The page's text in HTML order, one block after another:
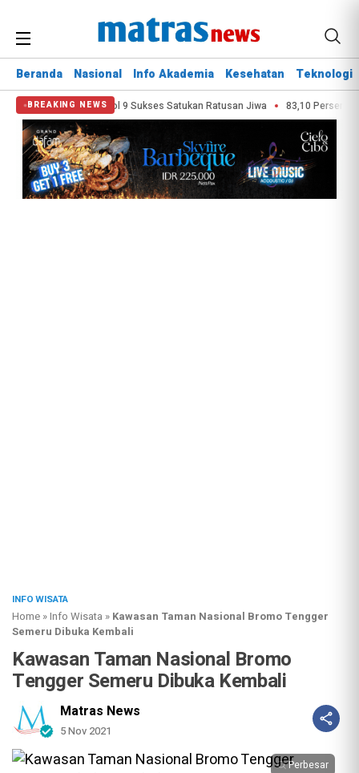
Beranda Nasional Info Akademia Kesehatan Teknologi
BREAKING NEWS
Kota Bekasi Vol 9 Sukses Satukan Ratusan Jiwa 83,10 Persen
INFO WISATA
Home »Info Wisata » Kawasan Taman Nasional Bromo Tengger
Semeru Dibuka Kembali
Kawasan Taman Nasional Bromo
Tengger Semeru Dibuka Kembali
Matras News
5 Nov 2021
Perbesar